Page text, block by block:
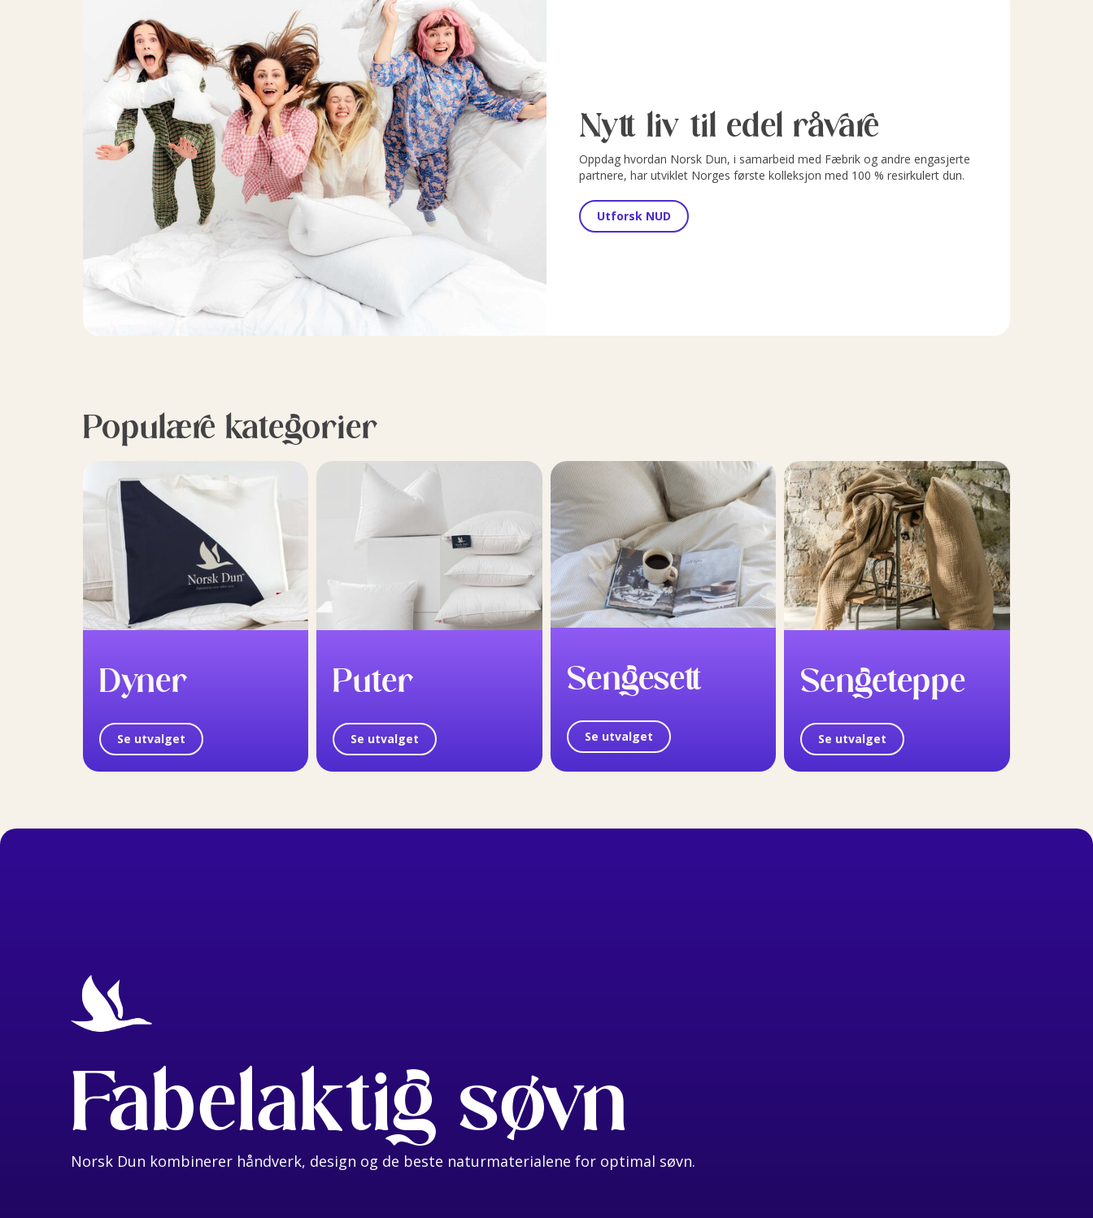
Nytt liv til edel råvare
Oppdag hvordan Norsk Dun, i samarbeid med Fæbrik og andre engasjerte
partnere, har utviklet Norges første kolleksjon med 100 % resirkulert dun.
Utforsk NUD
Populære kategorier
Dyner
Se utvalget
Puter
Se utvalget
Sengesett
Se utvalget
Sengeteppe
Se utvalget
Fabelaktig søvn
Norsk Dun kombinerer håndverk, design og de beste naturmaterialene for optimal søvn.